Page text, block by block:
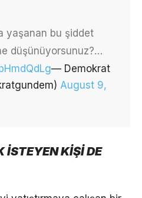
yaşanan bu şiddet
düşünüyorsunuz?…
— Demokrat
KİŞİ DE